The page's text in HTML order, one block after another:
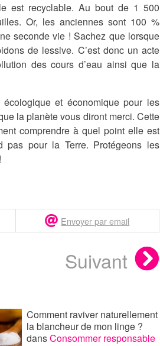
est recyclable. Au bout de 1 500
Or, les anciennes sont 100 %
seconde vie ! Sachez que lorsque
de lessive. C’est donc un acte
des cours d’eau ainsi que la
et économique pour les
la planète vous diront merci. Cette
comprendre à quel point elle est
pas pour la Terre. Protégeons les
Envoyer par email
Suivant
Comment raviver naturellement
la blancheur de mon linge ?
dansConsommer responsable